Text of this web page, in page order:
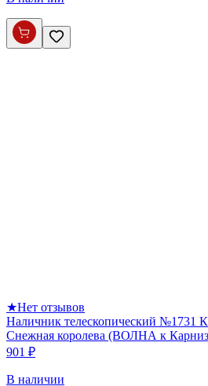
★Нет отзывов
Наличник телескопический №1731
Снежная королева (ВОЛНА к
901 ₽
В наличии